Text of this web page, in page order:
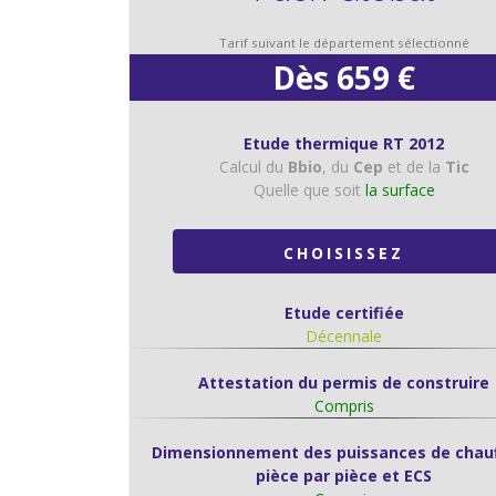
Tarif suivant le département sélectionné
Dès 659 €
Etude thermique RT 2012
Calcul du Bbio, du Cep et de la Tic
Quelle que soit la surface
CHOISISSEZ
Etude certifiée
Décennale
Attestation du permis de construire
Compris
Dimensionnement des puissances de
pièce par pièce et ECS